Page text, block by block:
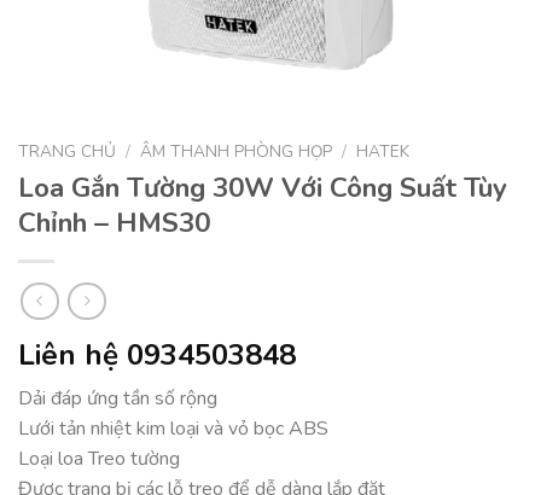
TRANG CHỦ / ÂM THANH PHÒNG HỌP / HATEK
Loa Gắn Tường 30W Với Công Suất Tùy
Chỉnh – HMS30
Liên hệ 0934503848
Dải đáp ứng tần số rộng
Lưới tản nhiệt kim loại và vỏ bọc ABS
Loại loa Treo tường
Được trang bị các lỗ treo để dễ dàng lắp đặt